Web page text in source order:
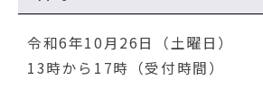
令和6年10月26日（土曜日）
13時から17時（受付時間）